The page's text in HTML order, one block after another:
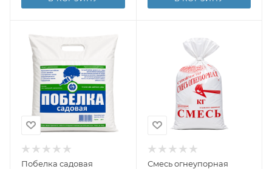
Побелка садовая
Смесь огнеупорная